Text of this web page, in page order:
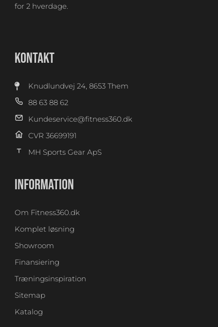
for 2 hverdage.
KONTAKT
Knudlundvej 24, 8653 Them
88 63 88 62
Kundeservice@fitness360.dk
CVR 36699191
MH Sports Gear ApS
INFORMATION
Om Fitness360.dk
Komplet løsning
Showroom
Finansiering
Træningsinspiration
Sitemap
Katalog